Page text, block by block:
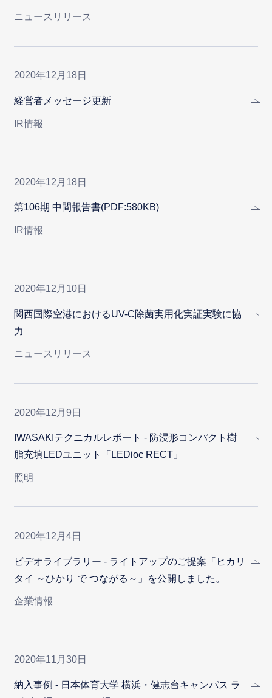
ニュースリリース
2020年12月18日
経営者メッセージ更新
IR情報
2020年12月18日
第106期 中間報告書(PDF:580KB)
IR情報
2020年12月10日
関西国際空港におけるUV-C除菌実用化実証実験に協
力
ニュースリリース
2020年12月9日
IWASAKIテクニカルレポート - 防浸形コンパクト樹
脂充填LEDユニット「LEDioc RECT」
照明
2020年12月4日
ビデオライブラリー - ライトアップのご提案「ヒカリ
タイ ～ひかり で つながる～」を公開しました。
企業情報
2020年11月30日
納入事例 - 日本体育大学 横浜・健志台キャンパス ラ